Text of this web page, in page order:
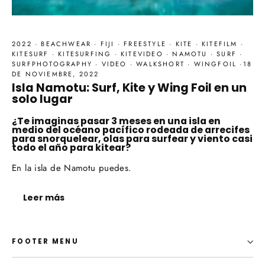
2022 · BEACHWEAR · FIJI · FREESTYLE · KITE · KITEFILM ·
KITESURF · KITESURFING · KITEVIDEO · NAMOTU · SURF ·
SURFPHOTOGRAPHY · VIDEO · WALKSHORT · WINGFOIL ·18
DE NOVIEMBRE, 2022
Isla Namotu: Surf, Kite y Wing Foil en un
solo lugar
¿Te imaginas pasar 3 meses en una isla en
medio del océano pacífico rodeada de arrecifes
para snorquelear, olas para surfear y viento casi
todo el año para kitear?
En la isla de Namotu puedes.
Leer más
FOOTER MENU